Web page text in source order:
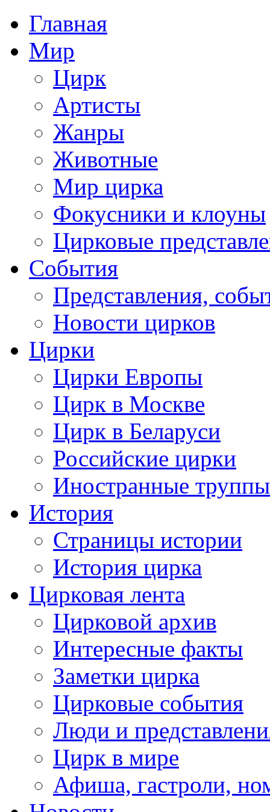
Главная
Мир
Цирк
Артисты
Жанры
Животные
Мир цирка
Фокусники и клоуны
Цирковые
События
Представления,
Новости цирков
Цирки
Цирки Европы
Цирк в Москве
Цирк в Беларуси
Российские цирки
Иностранные труппы
История
Страницы истории
История цирка
Цирковая лента
Цирковой архив
Интересные факты
Заметки цирка
Цирковые события
Люди и
Цирк в мире
Афиша, гастроли,